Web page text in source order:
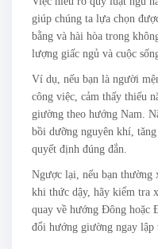
giúp chúng ta lựa chọn
bằng và hài hòa trong
lượng giấc ngủ và cuộc
Ví dụ, nếu bạn là người
công việc, cảm thấy thiếu
giường theo hướng Nam.
bồi dưỡng nguyên khí,
quyết định đúng đắn.
Ngược lại, nếu bạn thường
khi thức dậy, hãy kiểm tra
quay về hướng Đông hoặc
đổi hướng giường ngay lập